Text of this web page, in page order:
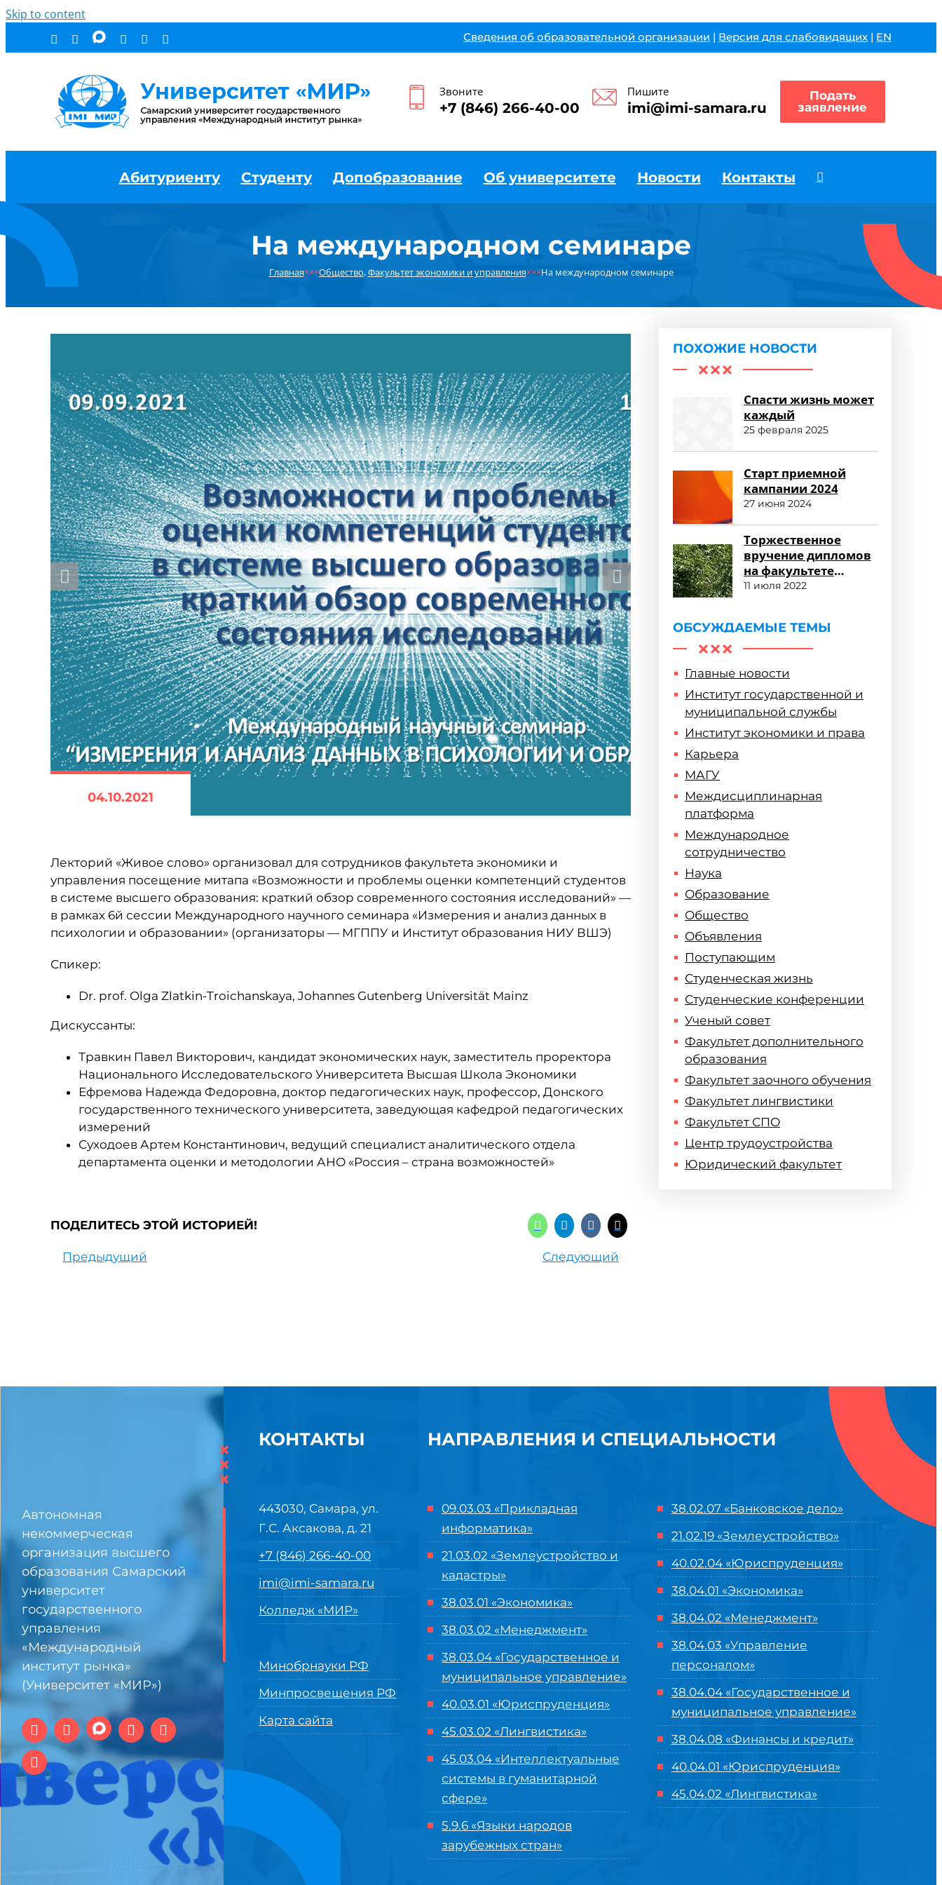
Skip to content
Сведения об образовательной организации | Версия для слабовидящих | EN
Звоните
+7 (846) 266-40-00
Пишите
imi@imi-samara.ru
Подать
заявление
Абитуриенту Студенту Допобразование Об университете Новости Контакты
На международном семинаре
Главная×××Общество,Факультет экономики и управления×××На международном семинаре
04.10.2021
Лекторий «Живое слово» организовал для сотрудников факультета экономики и
управления посещение митапа «Возможности и проблемы оценки компетенций студентов
в системе высшего образования: краткий обзор современного состояния исследований» —
в рамках 6й сессии Международного научного семинара «Измерения и анализ данных в
психологии и образовании» (организаторы — МГППУ и Институт образования НИУ ВШЭ)
Спикер:
Dr. prof. Olga Zlatkin-Troichanskaya, Johannes Gutenberg Universität Mainz
Дискуссанты:
Травкин Павел Викторович, кандидат экономических наук, заместитель проректора
Национального Исследовательского Университета Высшая Школа Экономики
Ефремова Надежда Федоровна, доктор педагогических наук, профессор, Донского
государственного технического университета, заведующая кафедрой педагогических
измерений
Суходоев Артем Константинович, ведущий специалист аналитического отдела
департамента оценки и методологии АНО «Россия – страна возможностей»
ПОДЕЛИТЕСЬ ЭТОЙ ИСТОРИЕЙ!
Предыдущий Следующий
ПОХОЖИЕ НОВОСТИ
Спасти жизнь может
каждый
25 февраля 2025
Старт приемной
кампании 2024
27 июня 2024
Торжественное
вручение дипломов
на факультете
среднего
11 июля 2022
ОБСУЖДАЕМЫЕ ТЕМЫ
Главные новости
Институт государственной и
муниципальной службы
Институт экономики и права
Карьера
МАГУ
Междисциплинарная
платформа
Международное
сотрудничество
Наука
Образование
Общество
Объявления
Поступающим
Студенческая жизнь
Студенческие конференции
Ученый совет
Факультет дополнительного
образования
Факультет заочного обучения
Факультет лингвистики
Факультет СПО
Центр трудоустройства
Юридический факультет
Автономная
некоммерческая
организация высшего
образования Самарский
университет
государственного
управления
«Международный
институт рынка»
(Университет «МИР»)
×
×
×
КОНТАКТЫ
443030, Самара, ул.
Г.С. Аксакова, д. 21
+7 (846) 266-40-00
imi@imi-samara.ru
Колледж «МИР»
Минобрнауки РФ
Минпросвещения РФ
Карта сайта
НАПРАВЛЕНИЯ И СПЕЦИАЛЬНОСТИ
09.03.03 «Прикладная
информатика»
21.03.02 «Землеустройство и
кадастры»
38.03.01 «Экономика»
38.03.02 «Менеджмент»
38.03.04 «Государственное и
муниципальное управление»
40.03.01 «Юриспруденция»
45.03.02 «Лингвистика»
45.03.04 «Интеллектуальные
системы в гуманитарной
сфере»
5.9.6 «Языки народов
зарубежных стран»
38.02.07 «Банковское дело»
21.02.19 «Землеустройство»
40.02.04 «Юриспруденция»
38.04.01 «Экономика»
38.04.02 «Менеджмент»
38.04.03 «Управление
персоналом»
38.04.04 «Государственное и
муниципальное управление»
38.04.08 «Финансы и кредит»
40.04.01 «Юриспруденция»
45.04.02 «Лингвистика»